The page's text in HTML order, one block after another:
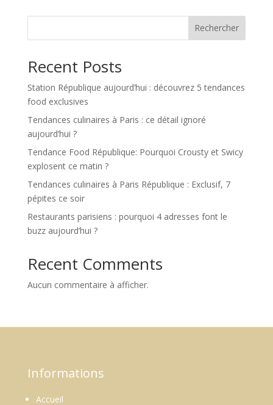
Rechercher
Recent Posts
Station République aujourd’hui : découvrez 5 tendances
food exclusives
Tendances culinaires à Paris : ce détail ignoré
aujourd’hui ?
Tendance Food République: Pourquoi Crousty et Swicy
explosent ce matin ?
Tendances culinaires à Paris République : Exclusif, 7
pépites ce soir
Restaurants parisiens : pourquoi 4 adresses font le
buzz aujourd’hui ?
Recent Comments
Aucun commentaire à afficher.
Informations
Accueil